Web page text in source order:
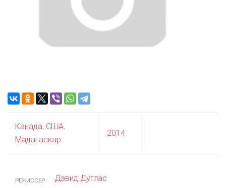
Канада, США,
Мадагаскар
2014
РЕЖИССЕР Дэвид Дуглас